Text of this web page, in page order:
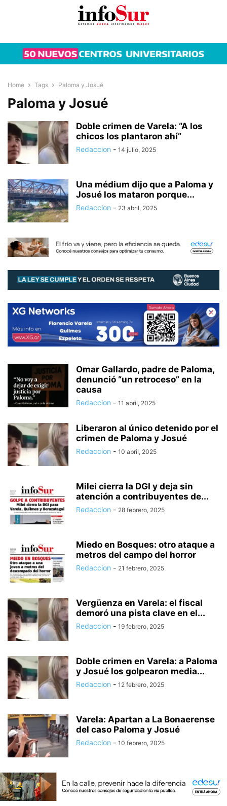
Home Tags Paloma y Josué
Paloma y Josué
Doble crimen de Varela: “A los
chicos los plantaron ahí”
Redaccion - 14 julio, 2025
Una médium dijo que a Paloma y
Josué los mataron porque...
Redaccion - 23 abril, 2025
Omar Gallardo, padre de Paloma,
denunció “un retroceso” en la
causa
Redaccion - 11 abril, 2025
Liberaron al único detenido por el
crimen de Paloma y Josué
Redaccion - 10 abril, 2025
Milei cierra la DGI y deja sin
atención a contribuyentes de...
Redaccion - 28 febrero, 2025
Miedo en Bosques: otro ataque a
metros del campo del horror
Redaccion - 21 febrero, 2025
Vergüenza en Varela: el fiscal
demoró una pista clave en el...
Redaccion - 19 febrero, 2025
Doble crimen en Varela: a Paloma
y Josué los golpearon media...
Redaccion - 12 febrero, 2025
Varela: Apartan a La Bonaerense
del caso Paloma y Josué
Redaccion - 10 febrero, 2025